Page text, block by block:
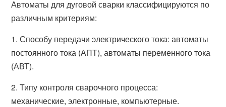
Автоматы для дуговой сварки классифицируются по
различным критериям:
1. Способу передачи электрического тока: автоматы
постоянного тока (АПТ), автоматы переменного тока
(АВТ).
2. Типу контроля сварочного процесса:
механические, электронные, компьютерные.